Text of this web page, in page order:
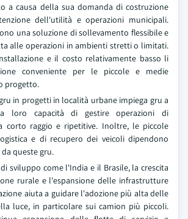
a causa della sua domanda di costruzione
dell'utilità e operazioni municipali.
una soluzione di sollevamento flessibile e
alle operazioni in ambienti stretti o limitati.
e il costo relativamente basso li
conveniente per le piccole e medie
progetto.
in progetti in località urbane impiega gru a
loro capacità di gestire operazioni di
corto raggio e ripetitive. Inoltre, le piccole
e di recupero dei veicoli dipendono
queste gru.
sviluppo come l'India e il Brasile, la crescita
rurale e l'espansione delle infrastrutture
aiuta a guidare l'adozione più alta delle
luce, in particolare sui camion più piccoli.